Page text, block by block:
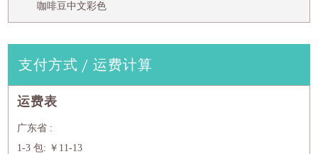
咖啡豆中文彩色
支付方式 / 运费计算
运费表
广东省 :
1-3 包: ￥11-13